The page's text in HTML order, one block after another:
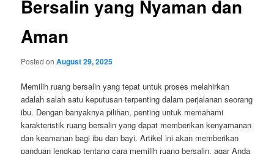
Bersalin yang Nyaman dan
Aman
Posted onAugust 29, 2025
Memilih ruang bersalin yang tepat untuk proses melahirkan
adalah salah satu keputusan terpenting dalam perjalanan seorang
ibu. Dengan banyaknya pilihan, penting untuk memahami
karakteristik ruang bersalin yang dapat memberikan kenyamanan
dan keamanan bagi ibu dan bayi. Artikel ini akan memberikan
panduan lengkap tentang cara memilih ruang bersalin, agar Anda